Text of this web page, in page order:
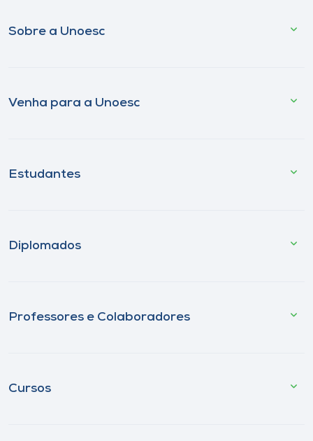
Sobre a Unoesc
Venha para a Unoesc
Estudantes
Diplomados
Professores e Colaboradores
Cursos